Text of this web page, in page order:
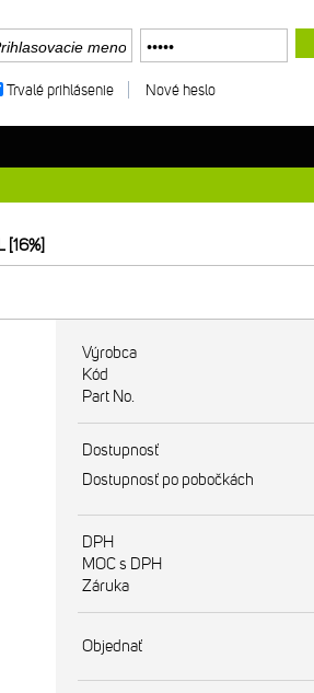
[16%]
Výrobca
Kód
Part No.
Dostupnosť
Dostupnosť po pobočkách
DPH
MOC s DPH
Záruka
Objednať
Trvalé prihlásenie Nové heslo